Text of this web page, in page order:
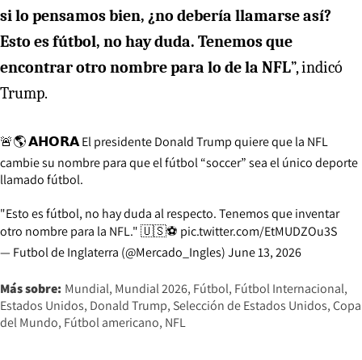
si lo pensamos bien, ¿no debería llamarse así?
Esto es fútbol, no hay duda. Tenemos que
encontrar otro nombre para lo de la NFL”, indicó
Trump.
🚨🌎 𝗔𝗛𝗢𝗥𝗔 El presidente Donald Trump quiere que la NFL
cambie su nombre para que el fútbol “soccer” sea el único deporte
llamado fútbol.
"Esto es fútbol, no hay duda al respecto. Tenemos que inventar
otro nombre para la NFL." 🇺🇸⚽️ pic.twitter.com/EtMUDZOu3S
— Futbol de Inglaterra (@Mercado_Ingles)June 13, 2026
Más sobre: Mundial Mundial 2026 Fútbol Fútbol Internacional
Estados Unidos Donald Trump Selección de Estados Unidos Copa
del Mundo Fútbol americano NFL